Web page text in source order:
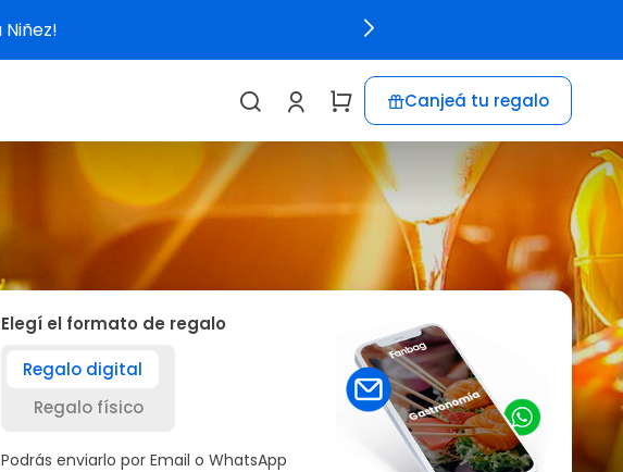
Canjeá tu regalo
Elegí el formato de regalo
Regalo digital
Regalo físico
Podrás enviarlo por Email o WhatsApp